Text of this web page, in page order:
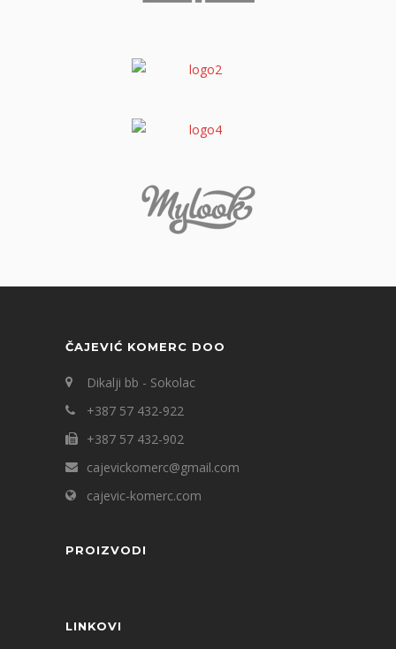
ČAJEVIĆ KOMERC DOO
Dikalji bb - Sokolac
+387 57 432-922
+387 57 432-902
cajevickomerc@gmail.com
cajevic-komerc.com
PROIZVODI
LINKOVI